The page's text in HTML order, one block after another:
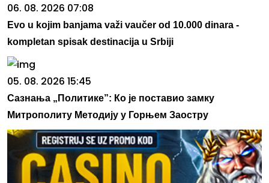
06. 08. 2026 07:08
Evo u kojim banjama važi vaučer od 10.000 dinara -
kompletan spisak destinacija u Srbiji
05. 08. 2026 15:45
Сазнања „Политике”: Ко је поставио замку
Митрополиту Методију у Горњем Заостру